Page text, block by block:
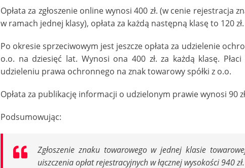
Opłata za zgłoszenie online wynosi 400 zł. (w cenie rejestracja
w ramach jednej klasy), opłata za każdą następną klasę to 120 zł.
Po okresie sprzeciwowym jest jeszcze opłata za udzielenie
o.o. na dziesięć lat. Wynosi ona 400 zł. za każdą klasę.
udzieleniu prawa ochronnego na znak towarowy spółki z o.o.
Opłata za publikację informacji o udzielonym prawie wynosi 90
Podsumowując:
Zgłoszenie znaku towarowego w jednej klasie
uiszczenia opłat rejestracyjnych w łącznej wysokości 940